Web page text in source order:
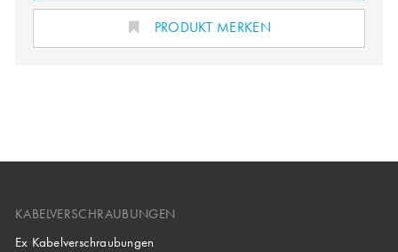
PRODUKT MERKEN
KABELVERSCHRAUBUNGEN
Ex Kabelverschraubungen